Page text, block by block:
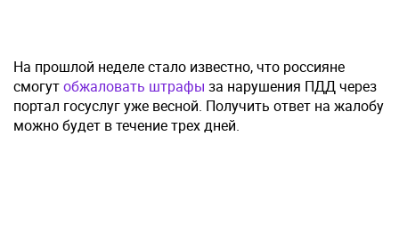
На прошлой неделе стало известно, что россияне
смогутобжаловать штрафы за нарушения ПДД через
портал госуслуг уже весной. Получить ответ на жалобу
можно будет в течение трех дней.